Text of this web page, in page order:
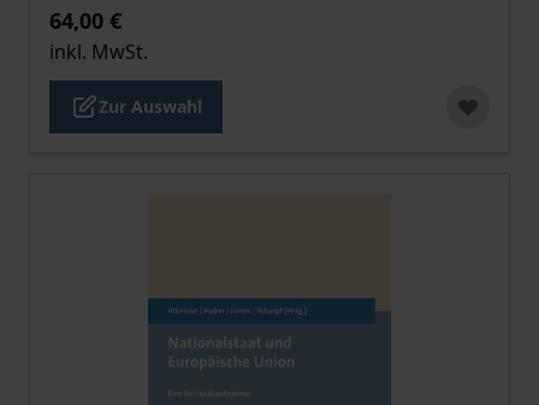
64,00 €
inkl. MwSt.
Zur Auswahl